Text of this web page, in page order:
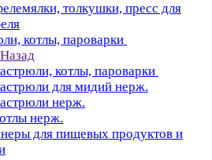
толкушки, пресс для
котлы, пароварки
Назад
котлы, пароварки
для мидий нерж.
нерж.
нерж.
для пищевых продуктов и